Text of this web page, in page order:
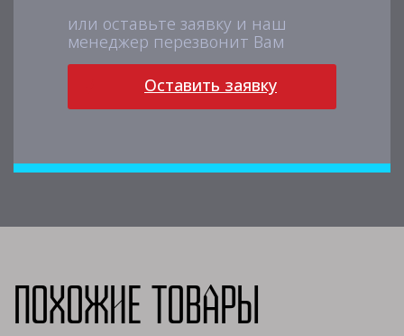
или оставьте заявку и наш
менеджер перезвонит Вам
Оставить заявку
Похожие товары